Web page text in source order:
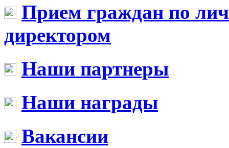
Прием граждан по
директором
Наши партнеры
Наши награды
Вакансии